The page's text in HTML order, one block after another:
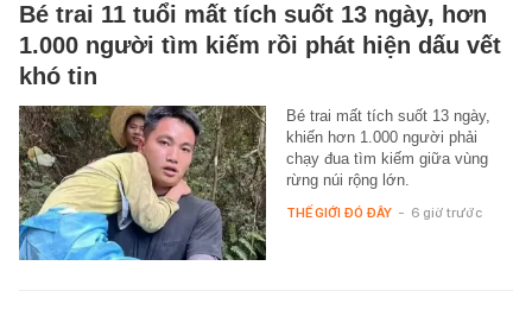
Bé trai 11 tuổi mất tích suốt 13 ngày, hơn
1.000 người tìm kiếm rồi phát hiện dấu vết
khó tin
Bé trai mất tích suốt 13 ngày,
khiến hơn 1.000 người phải
chạy đua tìm kiếm giữa vùng
rừng núi rộng lớn.
THẾ GIỚI ĐÓ ĐÂY - 6 giờ trước